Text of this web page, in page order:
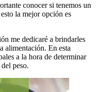
conocer si tenemos un
la mejor opción es
me dedicaré a brindarles
alimentación. En esta
a la hora de determinar
peso.